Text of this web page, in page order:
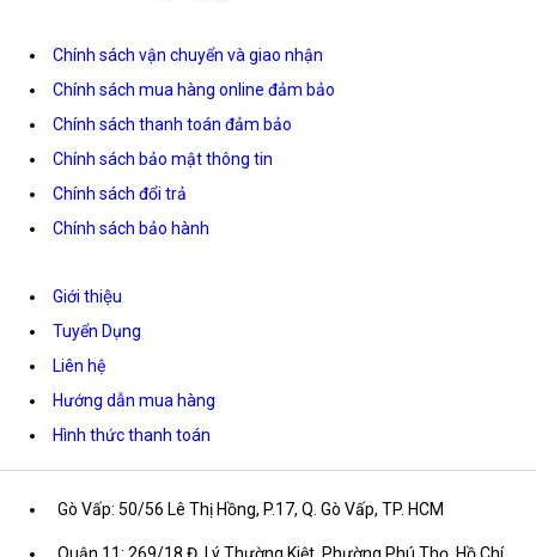
Chính sách vận chuyển và giao nhận
Chính sách mua hàng online đảm bảo
Chính sách thanh toán đảm bảo
Chính sách bảo mật thông tin
Chính sách đổi trả
Chính sách bảo hành
Giới thiệu
Tuyển Dụng
Liên hệ
Hướng dẫn mua hàng
Hình thức thanh toán
Gò Vấp: 50/56 Lê Thị Hồng, P.17, Q. Gò Vấp, TP. HCM
Quận 11: 269/18 Đ. Lý Thường Kiệt, Phường Phú Thọ, Hồ Chí